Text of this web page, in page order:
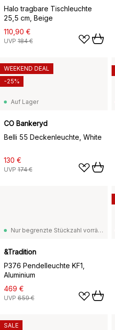
Halo tragbare Tischleuchte
25,5 cm, Beige
110,90 €
UVP 184 €
Auf Lager
CO Bankeryd
Belli 55 Deckenleuchte, White
130 €
UVP 174 €
WEEKEND DEAL
-25%
Nur begrenzte Stückzahl vorrätig
&Tradition
P376 Pendelleuchte KF1,
Aluminium
469 €
UVP 659 €
SALE